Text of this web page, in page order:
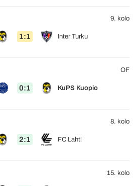
1:1 Inter Turku
9. kolo
0:1 KuPS Kuopio
OF
2:1 FC Lahti
8. kolo
15. kolo